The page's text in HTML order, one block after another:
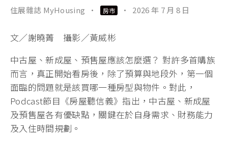
住展雜誌 MyHousing · 房市 · 2026 年 7 月 8 日
文／謝曉菁 攝影／黃威彬
中古屋、新成屋、預售屋應該怎麼選？ 對許多首購族
而言，真正開始看房後，除了預算與地段外，第一個
面臨的問題就是該買哪一種房型與物件。對此，
Podcast節目《房屋聽信義》指出，中古屋、新成屋
及預售屋各有優缺點，關鍵在於自身需求、財務能力
及入住時間規劃。